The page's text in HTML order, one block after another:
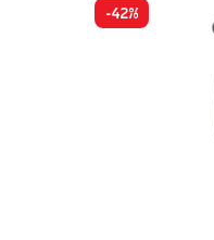
-42%